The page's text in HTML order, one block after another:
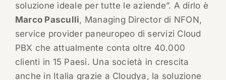
soluzione ideale per tutte le aziende”. A dirlo è
Marco Pasculli, Managing Director di NFON,
service provider paneuropeo di servizi Cloud
PBX che attualmente conta oltre 40.000
clienti in 15 Paesi. Una società in crescita
anche in Italia grazie a Cloudya, la soluzione